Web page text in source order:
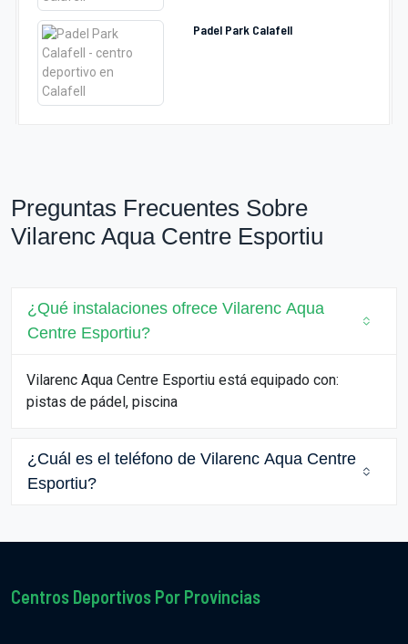
Padel Park Calafell
Preguntas Frecuentes Sobre
Vilarenc Aqua Centre Esportiu
¿Qué instalaciones ofrece Vilarenc Aqua
Centre Esportiu?
Vilarenc Aqua Centre Esportiu está equipado con:
pistas de pádel, piscina
¿Cuál es el teléfono de Vilarenc Aqua Centre
Esportiu?
Centros Deportivos Por Provincias